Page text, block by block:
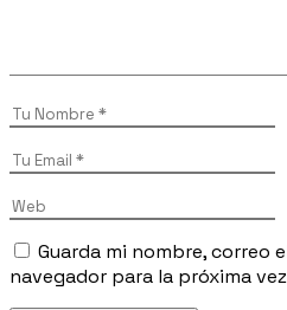
Guarda mi nombre, correo
navegador para la próxima